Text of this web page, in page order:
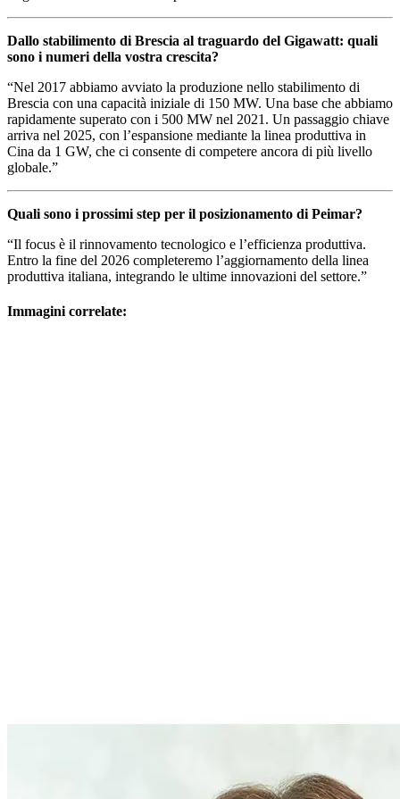
Dallo stabilimento di Brescia al traguardo del Gigawatt: quali
sono i numeri della vostra crescita?
“Nel 2017 abbiamo avviato la produzione nello stabilimento di
Brescia con una capacità iniziale di 150 MW. Una base che abbiamo
rapidamente superato con i 500 MW nel 2021. Un passaggio chiave
arriva nel 2025, con l’espansione mediante la linea produttiva in
Cina da 1 GW, che ci consente di competere ancora di più livello
globale.”
Quali sono i prossimi step per il posizionamento di Peimar?
“Il focus è il rinnovamento tecnologico e l’efficienza produttiva.
Entro la fine del 2026 completeremo l’aggiornamento della linea
produttiva italiana, integrando le ultime innovazioni del settore.”
Immagini correlate: